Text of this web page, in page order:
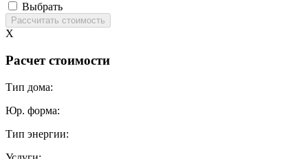
Выбрать
X
Расчет стоимости
Тип дома:
Юр. форма:
Тип энергии: